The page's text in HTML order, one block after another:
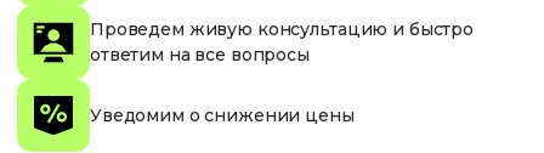
Проведем живую консультацию и быстро
ответим на все вопросы
Уведомим о снижении цены